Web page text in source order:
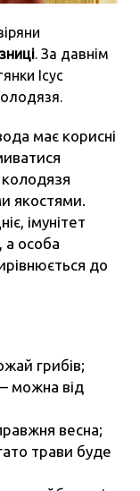
. За давнім
Ісус
має корисні
якостями.
імунітет
а особа
до
грибів;
можна від
весна;
трави буде